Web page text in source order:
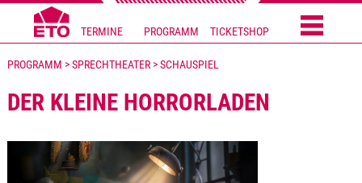
TERMINE PROGRAMM TICKETSHOP
PROGRAMM > SPRECHTHEATER > SCHAUSPIEL
DER KLEINE HORRORLADEN